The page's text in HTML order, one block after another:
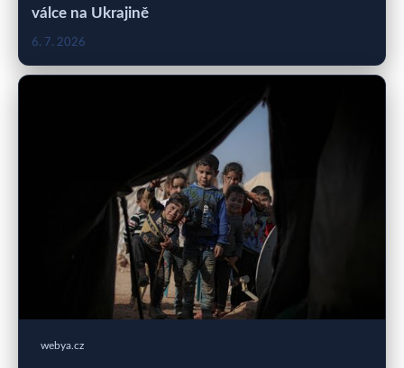
válce na Ukrajině
6. 7. 2026
webya.cz